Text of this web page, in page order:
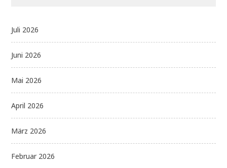
Juli 2026
Juni 2026
Mai 2026
April 2026
März 2026
Februar 2026